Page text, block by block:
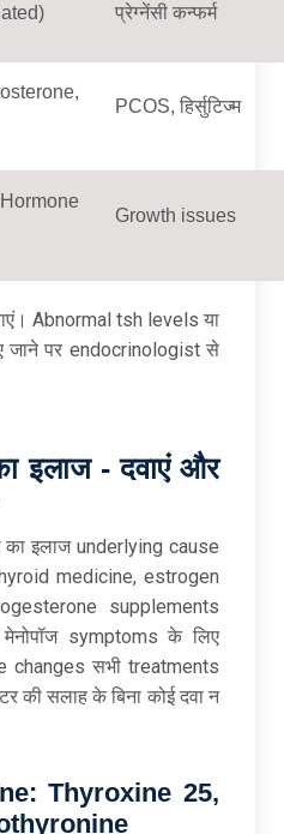
प्रेग्नेंसी कन्फर्म
PCOS, हिर्सुटिज्म
Growth issues
Abnormal tsh levels या
जाने पर endocrinologist से
इलाज -दवाएंऔर
का इलाज underlying cause
medicine, estrogen
supplements
symptoms के लिए
changes सभी treatments
की सलाह के बिना कोई दवा न
Thyroxine 25,